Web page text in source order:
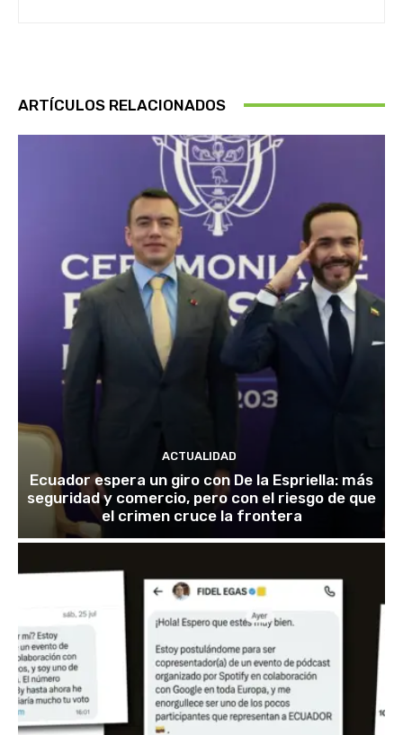
ARTÍCULOS RELACIONADOS
ACTUALIDAD
Ecuador espera un giro con De la Espriella: más
seguridad y comercio, pero con el riesgo de que
el crimen cruce la frontera